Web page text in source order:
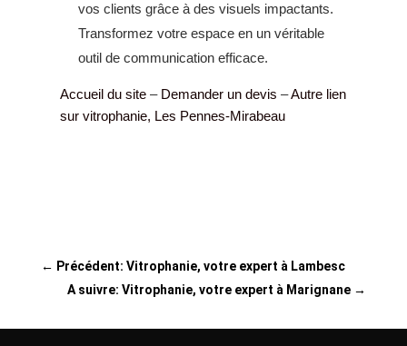
vos clients grâce à des visuels impactants.
Transformez votre espace en un véritable
outil de communication efficace.
Accueil du site – Demander un devis –Autre lien
sur vitrophanie, Les Pennes-Mirabeau
← Précédent: Vitrophanie, votre expert à Lambesc
A suivre: Vitrophanie, votre expert à Marignane →